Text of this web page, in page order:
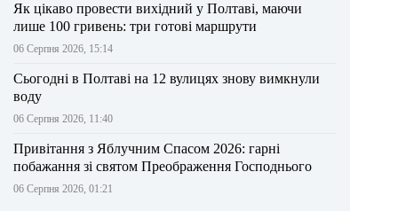
Як цікаво провести вихідний у Полтаві, маючи
лише 100 гривень: три готові маршрути
06 Серпня 2026, 15:14
Сьогодні в Полтаві на 12 вулицях знову вимкнули
воду
06 Серпня 2026, 11:40
Привітання з Яблучним Спасом 2026: гарні
побажання зі святом Преображення Господнього
06 Серпня 2026, 01:21